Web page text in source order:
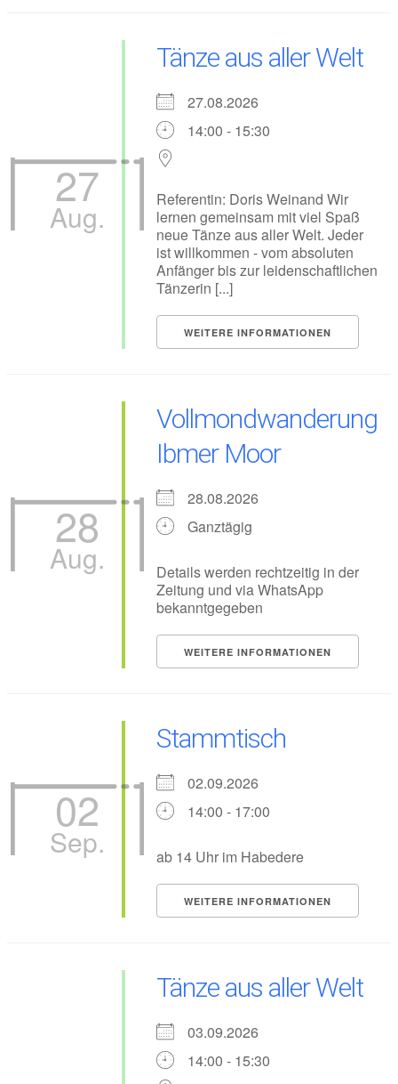
27
Aug.
Tänze aus aller Welt
27.08.2026
14:00 - 15:30
Referentin: Doris Weinand Wir
lernen gemeinsam mit viel Spaß
neue Tänze aus aller Welt. Jeder
ist willkommen - vom absoluten
Anfänger bis zur leidenschaftlichen
Tänzerin [...]
WEITERE INFORMATIONEN
28
Aug.
Vollmondwanderung
Ibmer Moor
28.08.2026
Ganztägig
Details werden rechtzeitig in der
Zeitung und via WhatsApp
bekanntgegeben
WEITERE INFORMATIONEN
02
Sep.
Stammtisch
02.09.2026
14:00 - 17:00
ab 14 Uhr im Habedere
WEITERE INFORMATIONEN
Tänze aus aller Welt
03.09.2026
14:00 - 15:30